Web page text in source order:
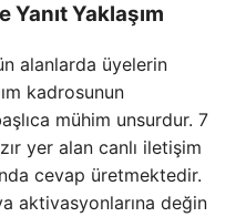
Yanıt Yaklaşım
alanlarda üyelerin
kadrosunun
mühim unsurdur. 7
yer alan canlı iletişim
cevap üretmektedir.
aktivasyonlarına değin